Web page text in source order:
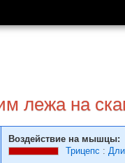
лежа на
Воздействие на мышцы:
Трицепс :